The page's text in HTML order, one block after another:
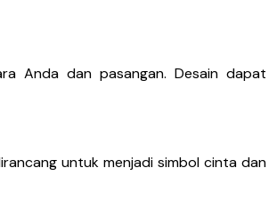
Anda dan pasangan. Desain dapat
untuk menjadi simbol cinta dan